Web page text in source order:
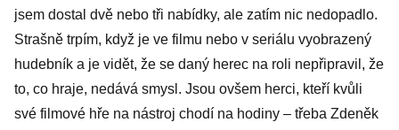
jsem dostal dvě nebo tři nabídky, ale zatím nic nedopadlo.
Strašně trpím, když je ve filmu nebo v seriálu vyobrazený
hudebník a je vidět, že se daný herec na roli nepřipravil, že
to, co hraje, nedává smysl. Jsou ovšem herci, kteří kvůli
své filmové hře na nástroj chodí na hodiny – třeba Zdeněk